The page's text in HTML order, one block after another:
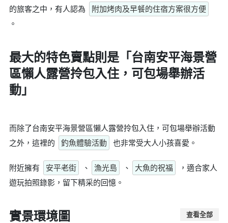
的旅客之中，有人認為
附加烤肉及早餐的住宿方案很方便
。
最大的特色賣點則是「台南安平海景營
區懶人露營拎包入住，可包場舉辦活
動」
而除了台南安平海景營區懶人露營拎包入住，可包場舉辦活動
之外，這裡的
釣魚體驗活動 也非常受大人小孩喜愛。
附近擁有 安平老街 、 漁光島 、 大魚的祝福
，適合家人
遊玩拍照錄影，留下精采的回憶。
實景環境圖 查看全部